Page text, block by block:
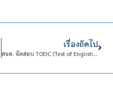
เรื่องถัดไป
สจด. จัดสอบ TOEIC (Test of English for International Communication) ประจำปี 2567